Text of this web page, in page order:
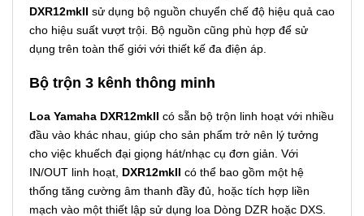
DXR12mkII sử dụng bộ nguồn chuyển chế độ hiệu quả cao
cho hiệu suất vượt trội. Bộ nguồn cũng phù hợp để sử
dụng trên toàn thế giới với thiết kế đa điện áp.
Bộ trộn 3 kênh thông minh
Loa Yamaha DXR12mkII có sẵn bộ trộn linh hoạt với nhiều
đầu vào khác nhau, giúp cho sản phẩm trở nên lý tưởng
cho việc khuếch đại giọng hát/nhạc cụ đơn giản. Với
IN/OUT linh hoạt, DXR12mkII có thể bao gồm một hệ
thống tăng cường âm thanh đầy đủ, hoặc tích hợp liền
mạch vào một thiết lập sử dụng loa Dòng DZR hoặc DXS.